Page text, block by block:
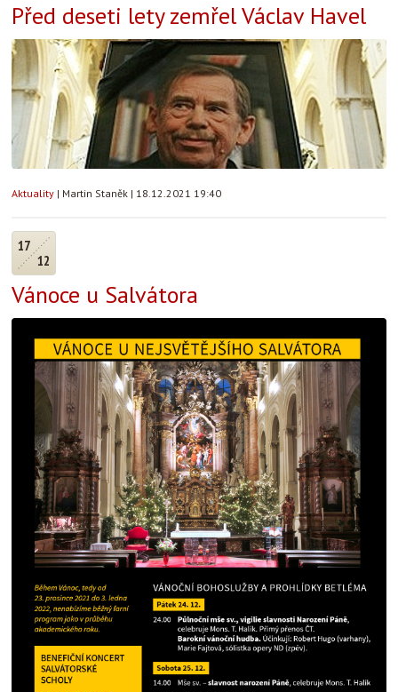
Před deseti lety zemřel Václav Havel
Aktuality | Martin Staněk | 18.12.2021 19:40
17
12
Vánoce u Salvátora